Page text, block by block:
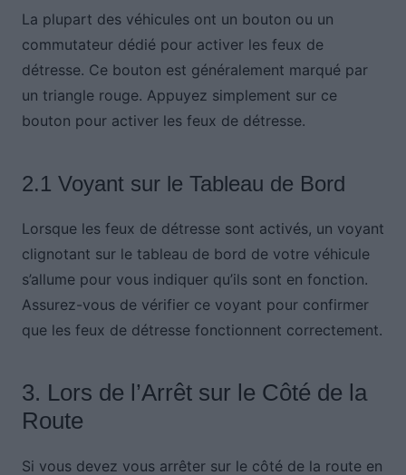
La plupart des véhicules ont un bouton ou un
commutateur dédié pour activer les feux de
détresse. Ce bouton est généralement marqué par
un triangle rouge. Appuyez simplement sur ce
bouton pour activer les feux de détresse.
2.1 Voyant sur le Tableau de Bord
Lorsque les feux de détresse sont activés, un voyant
clignotant sur le tableau de bord de votre véhicule
s’allume pour vous indiquer qu’ils sont en fonction.
Assurez-vous de vérifier ce voyant pour confirmer
que les feux de détresse fonctionnent correctement.
3. Lors de l’Arrêt sur le Côté de la
Route
Si vous devez vous arrêter sur le côté de la route en